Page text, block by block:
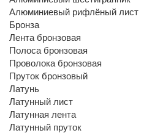
Алюминиевый рифлёный лист
Бронза
Лента бронзовая
Полоса бронзовая
Проволока бронзовая
Пруток бронзовый
Латунь
Латунный лист
Латунная лента
Латунный пруток